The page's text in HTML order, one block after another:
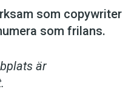
som copy­writer
som frilans.
är